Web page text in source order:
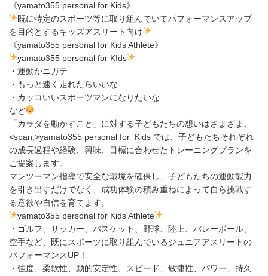
《yamato355 personal for Kids》
既に特定のスポーツ等に取り組んでいてパフォーマンスアップ
を目的とするキッズアスリート向け
《yamato355 personal for Kids Athlete》
yamato355 personal for KIds
・運動がニガテ
・もっと速く走れたらいいな
・カッコいいスポーツマンになりたいな
など
「カラダを動かすこと」に対する子どもたちの想いはさまざま。
<span;>yamato355 personal for Kids では、子どもたちそれぞれ
の成長過程や経験、興味、目標に合わせたトレーニングプランを
ご提案します。
マンツーマン指導で安全な環境を確保し、子どもたちの運動能力
を引き出すだけでなく、成功体験の積み重ねによって自ら挑戦す
る意欲や自信を育てます。
yamato355 personal for Kids Athlete
・ゴルフ、サッカー、バスケット、野球、陸上、バレーボール、
空手など、既にスポーツに取り組んでいるジュニアアスリートの
パフォーマンスUP！
・強度、柔軟性、動的安定性、スピード、敏捷性、パワー、持久